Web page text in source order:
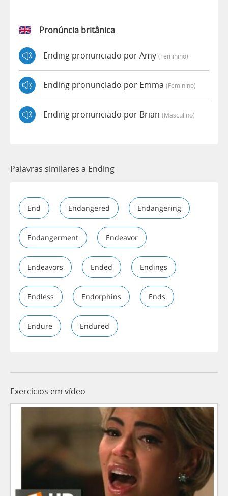
Pronúncia britânica
Ending pronunciado por Amy (feminino)
Ending pronunciado por Emma (feminino)
Ending pronunciado por Brian (masculino)
Palavras similares a Ending
End Endangered Endangering
Endangerment Endeavor
Endeavors Ended Endings
Endless Endorphins Ends
Endure Endured
Exercícios em vídeo